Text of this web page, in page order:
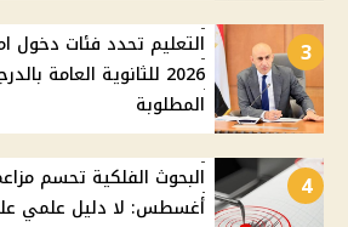
3
التعليم تحدد فئات دخول
2026 للثانوية العامة
المطلوبة
4
أغسطس: لا دليل علمي